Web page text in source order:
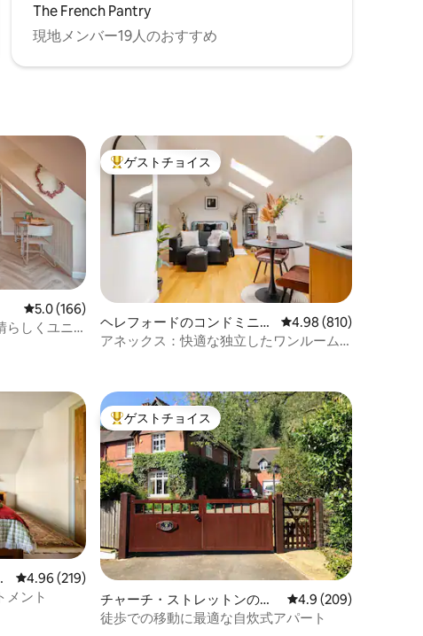
The French Pantry
現地メンバー19人のおすすめ
。
レビュー166件、5つ星中5.0つ星の平均評価
5.0 (166)
らしくユニ
大好評のゲストチョイスです。
ゲストチョイス
ヘレフォードのコンドミニア
ム
レビュー810件、5つ
4.98 (810)
アネックス：快適な独立したワンルーム
価
レビュー219件、5つ星中4.96つ星の平均評価
4.96 (219)
メント
大好評のゲストチョイスです。
ゲストチョイス
チャーチ・ストレットンのコ
ンドミニアム
レビュー209件、5つ
4.9 (209)
徒歩での移動に最適な自炊式アパート